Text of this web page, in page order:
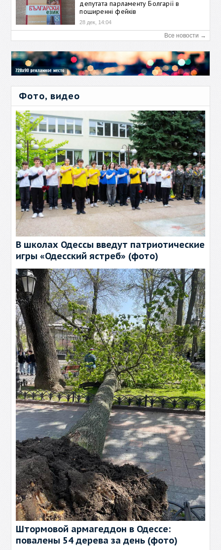
депутата парламенту Болгарії в
поширенні фейків
28 дек, 14:04
Все новости →
Фото, видео
В школах Одессы введут патриотические
игры «Одесский ястреб» (фото)
Штормовой армагеддон в Одессе:
повалены 54 дерева за день (фото)